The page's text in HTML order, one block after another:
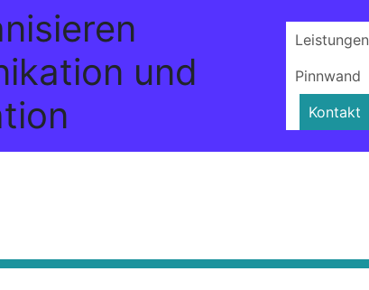
und
Leistungen
Pinnwand
Kontakt